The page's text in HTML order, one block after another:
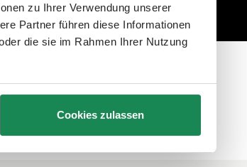
zu Ihrer Verwendung unserer
Partner führen diese Informationen
die sie im Rahmen Ihrer Nutzung
Cookies zulassen